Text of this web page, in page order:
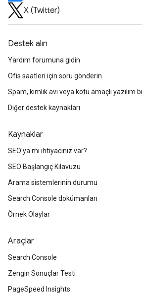
X (Twitter)
Destek alın
Yardım forumuna gidin
Ofis saatleri için soru gönderin
Spam, kimlik avı veya kötü amaçlı yazılım
Diğer destek kaynakları
Kaynaklar
SEO'ya mı ihtiyacınız var?
SEO Başlangıç Kılavuzu
Arama sistemlerinin durumu
Search Console dokümanları
Örnek Olaylar
Araçlar
Search Console
Zengin Sonuçlar Testi
PageSpeed Insights